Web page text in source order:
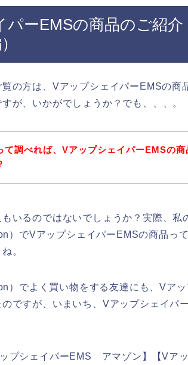
パーEMSの商品のご紹介
の方は、VアップシェイパーEMSの商
が、いかがでしょうか？でも、、、。
て調べれば、VアップシェイパーEMSの商
いるのではないでしょうか？実際、私
）でVアップシェイパーEMSの商品っ
。
）でよく買い物をする友達にも、Vア
ですが、いまいち、Vアップシェイパ
プシェイパーEMS アマゾン】【Vア